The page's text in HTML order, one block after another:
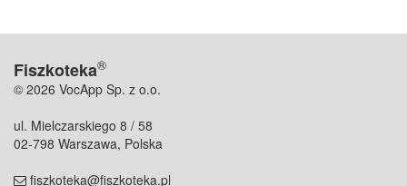
Fiszkoteka®
© 2026 VocApp Sp. z o.o.
ul. Mielczarskiego 8 / 58
02-798 Warszawa, Polska
fiszkoteka@fiszkoteka.pl